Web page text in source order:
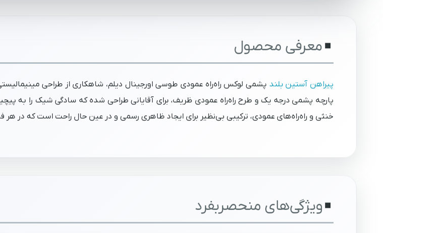
معرفی محصول
پیراهن آستین بلند پشمی لوکس راه‌راه عمودی طوسی اورجینال دیلم، شاهکاری از طراحی
پارچه پشمی درجه یک و طرح راه‌راه عمودی ظریف، برای آقایانی طراحی شده که سادگی شیک را
خنثی و راه‌راه‌های عمودی، ترکیبی بی‌نظیر برای ایجاد ظاهری رسمی و در عین حال راحت است که در هر
ویژگی‌های منحصربفرد